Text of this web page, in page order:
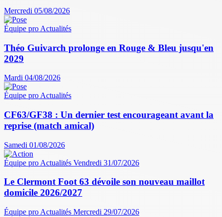
Mercredi 05/08/2026
Équipe pro Actualités
Théo Guivarch prolonge en Rouge & Bleu jusqu'en
2029
Mardi 04/08/2026
Équipe pro Actualités
CF63/GF38 : Un dernier test encourageant avant la
reprise (match amical)
Samedi 01/08/2026
Équipe pro Actualités Vendredi 31/07/2026
Le Clermont Foot 63 dévoile son nouveau maillot
domicile 2026/2027
Équipe pro Actualités Mercredi 29/07/2026